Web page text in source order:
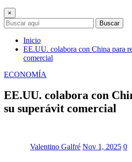
×
Buscar
Inicio
EE.UU. colabora con China para
comercial
ECONOMÍA
EE.UU. colabora con
su superávit comercial
Valentino Galfré Nov 1, 2025 0